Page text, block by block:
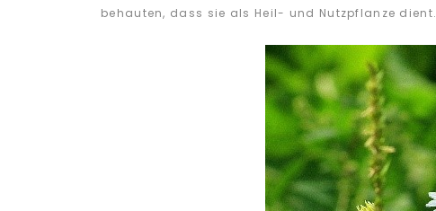
behauten, dass sie als Heil- und Nutzpflanze dient.